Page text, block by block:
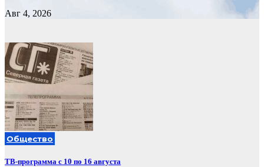
Авг 4, 2026
Общество
ТВ-программа с 10 по 16 августа